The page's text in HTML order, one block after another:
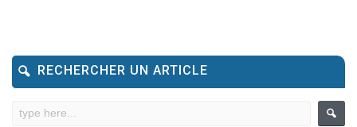
RECHERCHER UN ARTICLE